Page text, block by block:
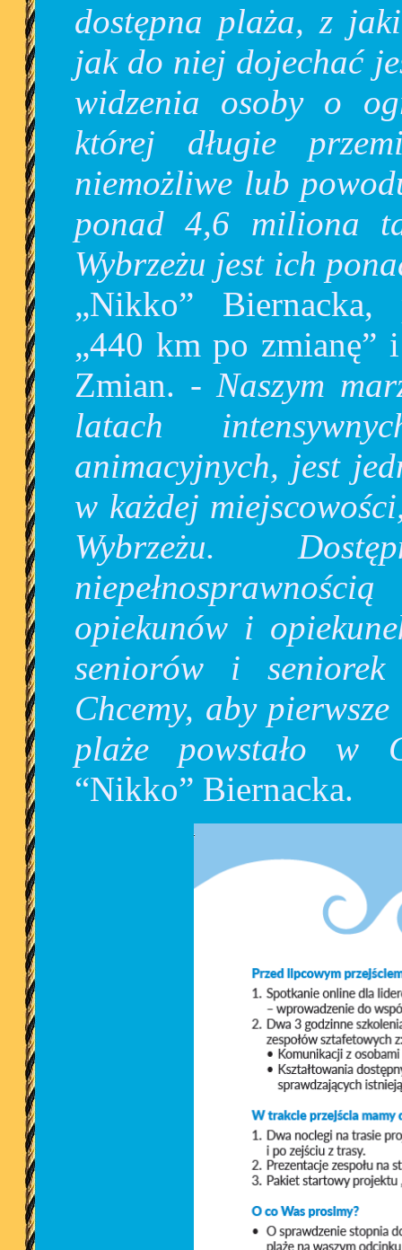
dostępna plaża, z
jak do niej dojechać
widzenia osoby o
której długie
niemożliwe lub
ponad 4,6 miliona
Wybrzeżu jest ich
„Nikko” Biernacka,
„440 km po zmianę”
Zmian. -Naszym
latach
animacyjnych, jest
w każdej
Wybrzeżu.
opiekunów i
seniorów i
Chcemy, aby
plaże powstało w
“Nikko” Biernacka.